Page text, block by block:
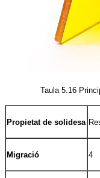
Taula 5.16
Propietat de solidesa
Migració 4